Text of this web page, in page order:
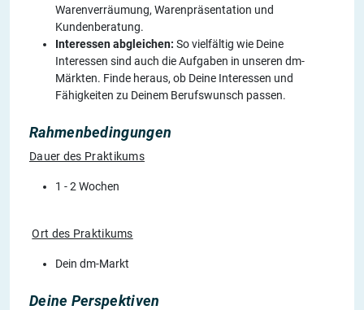
Warenverräumung, Warenpräsentation und
Kundenberatung.
Interessen abgleichen: So vielfältig wie Deine
Interessen sind auch die Aufgaben in unseren dm-
Märkten. Finde heraus, ob Deine Interessen und
Fähigkeiten zu Deinem Berufswunsch passen.
Rahmenbedingungen
Dauer des Praktikums
1 - 2 Wochen
Ort des Praktikums
Dein dm-Markt
Deine Perspektiven